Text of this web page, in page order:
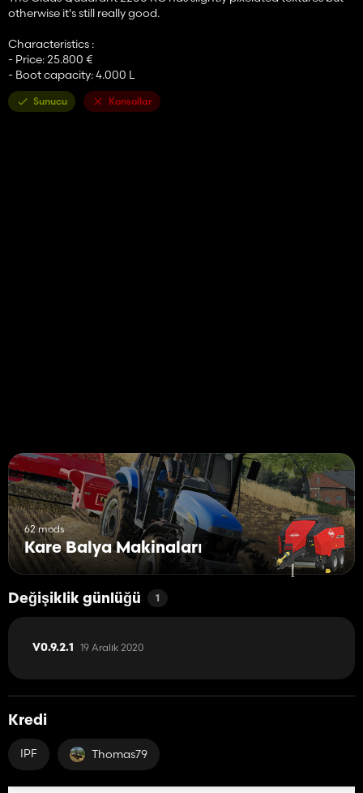
otherwise it's still really good.
Characteristics :
- Price: 25.800 €
- Boot capacity: 4.000 L
Sunucu Konsollar
62 mods
Kare Balya Makinaları
Değişiklik günlüğü 1
V0.9.2.1 19 Aralık 2020
Kredi
IPF Thomas79